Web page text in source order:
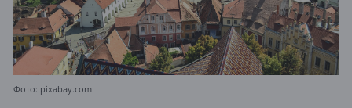
Фото: pixabay.com